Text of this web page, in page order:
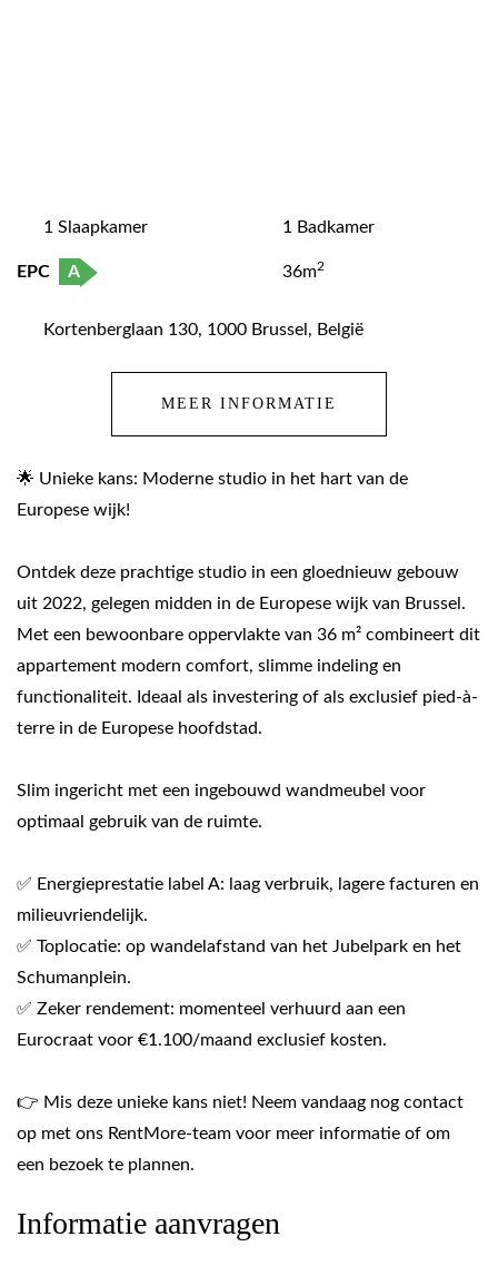
🌟 Unieke kans: Moderne studio in het hart van de
Europese wijk!
Ontdek deze prachtige studio in een gloednieuw gebouw
uit 2022, gelegen midden in de Europese wijk van Brussel.
Met een bewoonbare oppervlakte van 36 m² combineert dit
appartement modern comfort, slimme indeling en
functionaliteit. Ideaal als investering of als exclusief pied-à-
terre in de Europese hoofdstad.
Slim ingericht met een ingebouwd wandmeubel voor
optimaal gebruik van de ruimte.
✅ Energieprestatie label A: laag verbruik, lagere facturen en
milieuvriendelijk.
✅ Toplocatie: op wandelafstand van het Jubelpark en het
Schumanplein.
✅ Zeker rendement: momenteel verhuurd aan een
Eurocraat voor €1.100/maand exclusief kosten.
👉 Mis deze unieke kans niet! Neem vandaag nog contact
op met ons RentMore-team voor meer informatie of om
een bezoek te plannen.
1 Slaapkamer 1 Badkamer
EPC A 36m2
Kortenberglaan 130, 1000 Brussel, België
MEER INFORMATIE
Informatie aanvragen